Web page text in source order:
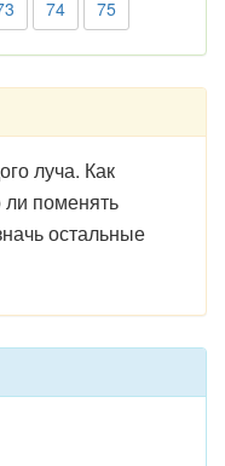
74 75
луча. Как
поменять
остальные